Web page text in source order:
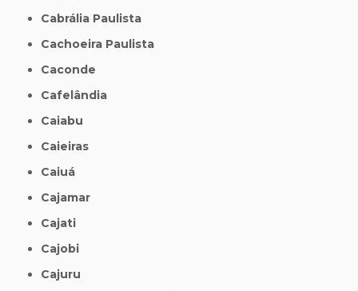
Cabrália Paulista
Cachoeira Paulista
Caconde
Cafelândia
Caiabu
Caieiras
Caiuá
Cajamar
Cajati
Cajobi
Cajuru